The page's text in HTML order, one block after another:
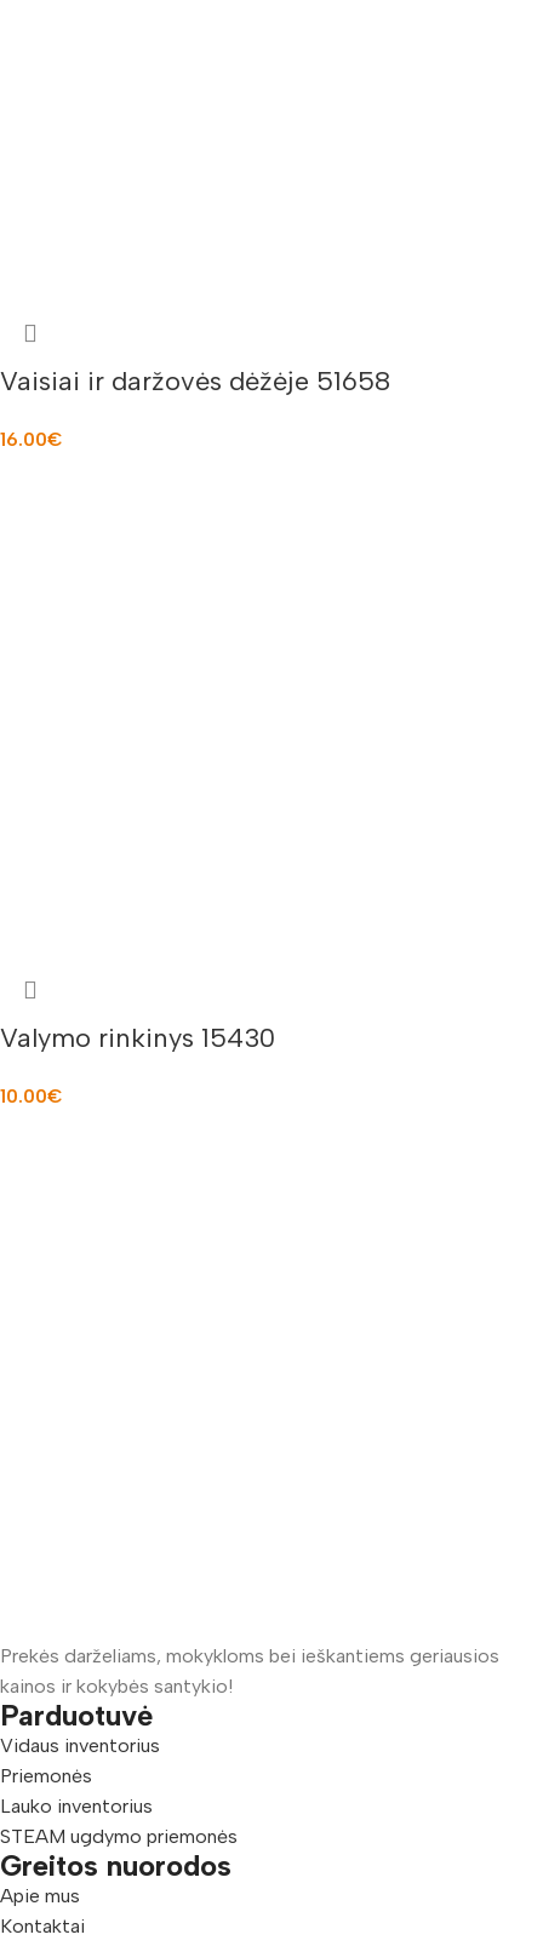
Vaisiai ir daržovės dėžėje 51658
16.00€
Valymo rinkinys 15430
10.00€
Prekės darželiams, mokykloms bei ieškantiems geriausios
kainos ir kokybės santykio!
Parduotuvė
Vidaus inventorius
Priemonės
Lauko inventorius
STEAM ugdymo priemonės
Greitos nuorodos
Apie mus
Kontaktai